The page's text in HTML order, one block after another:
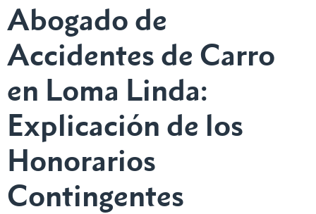
Abogado de
Accidentes de Carro
en Loma Linda:
Explicación de los
Honorarios
Contingentes